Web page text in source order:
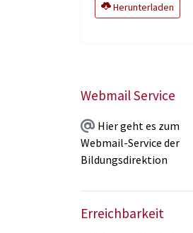
Herunterladen
Webmail Service
Hier geht es zum
Webmail-Service der
Bildungsdirektion
Erreichbarkeit